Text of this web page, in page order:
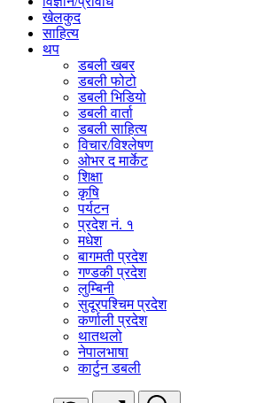
खेलकुद
साहित्य
थप
डबली खबर
डबली फोटो
डबली भिडियो
डबली वार्ता
डबली साहित्य
विचार/विश्‍लेषण
ओभर द मार्केट
शिक्षा
कृषि
पर्यटन
प्रदेश नं. १
मधेश
बागमती प्रदेश
गण्डकी प्रदेश
लुम्बिनी
सुदूरपश्चिम प्रदेश
कर्णाली प्रदेश
थातथलो
नेपालभाषा
कार्टुन डबली